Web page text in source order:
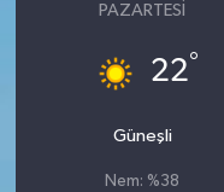
PAZARTESI
22°
Güneşli
Nem: %38